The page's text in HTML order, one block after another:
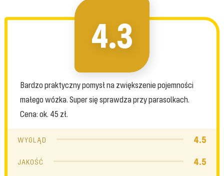
Bardzo praktyczny pomysł na zwiększenie pojemności
małego wózka. Super się sprawdza przy parasolkach.
Cena: ok. 45 zł.
4.3
WYGLĄD 4.5
JAKOŚĆ 4.5